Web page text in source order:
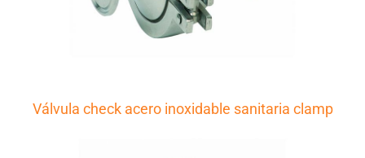
Válvula check acero inoxidable sanitaria clamp